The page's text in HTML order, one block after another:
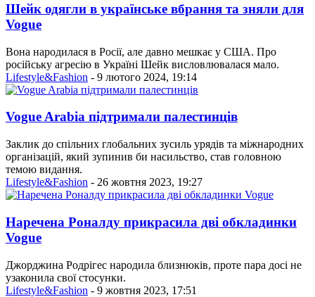
Шейк одягли в українське вбрання та зняли для
Vogue
Вона народилася в Росії, але давно мешкає у США. Про
російську агресію в Україні Шейк висловлювалася мало.
Lifestyle&Fashion - 9 лютого 2024, 19:14
Vogue Arabia підтримали палестинців
Заклик до спільних глобальних зусиль урядів та міжнародних
організацій, який зупинив би насильство, став головною
темою видання.
Lifestyle&Fashion - 26 жовтня 2023, 19:27
Наречена Роналду прикрасила дві обкладинки
Vogue
Джорджина Родрігес народила близнюків, проте пара досі не
узаконила свої стосунки.
Lifestyle&Fashion - 9 жовтня 2023, 17:51